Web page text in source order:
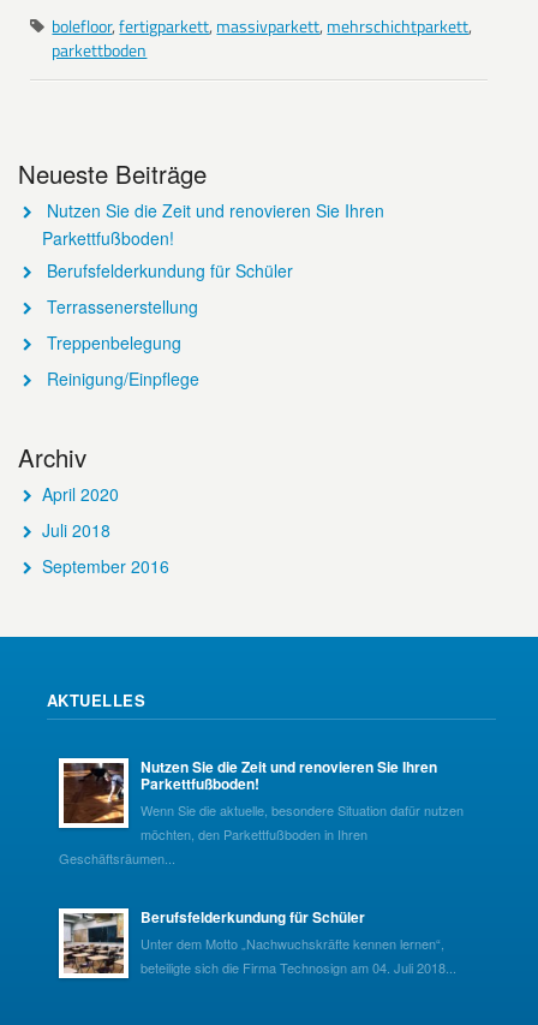
bolefloor,fertigparkett, massivparkett, mehrschichtparkett,
parkettboden
Neueste Beiträge
Nutzen Sie die Zeit und renovieren Sie Ihren
Parkettfußboden!
Berufsfelderkundung für Schüler
Terrassenerstellung
Treppenbelegung
Reinigung/Einpflege
Archiv
April 2020
Juli 2018
September 2016
AKTUELLES
Nutzen Sie die Zeit und renovieren Sie Ihren
Parkettfußboden!
Wenn Sie die aktuelle, besondere Situation dafür nutzen
möchten, den Parkettfußboden in Ihren
Geschäftsräumen...
Berufsfelderkundung für Schüler
Unter dem Motto „Nachwuchskräfte kennen lernen“,
beteiligte sich die Firma Technosign am 04. Juli 2018...